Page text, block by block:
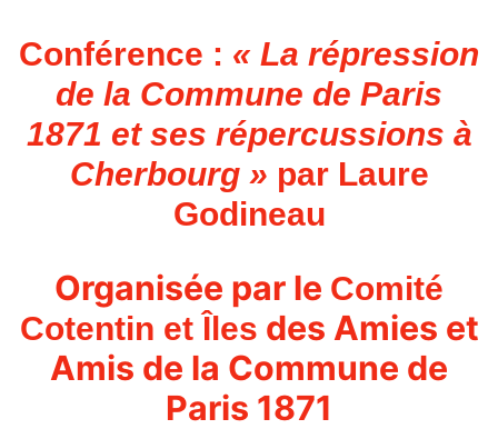
Conférence : « La répression
de la Commune de Paris
1871 et ses répercussions à
Cherbourg » par Laure
Godineau
Organisée par le Comité
Cotentin et Îles des Amies et
Amis de la Commune de
Paris 1871